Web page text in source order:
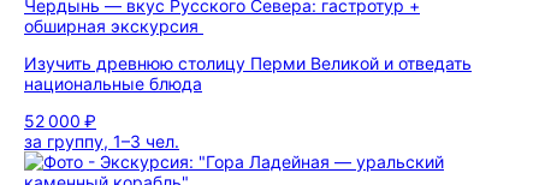
Чердынь — вкус Русского Севера: гастротур +
обширная экскурсия
Изучить древнюю столицу Перми Великой и отведать
национальные блюда
52 000 ₽
за группу, 1–3 чел.